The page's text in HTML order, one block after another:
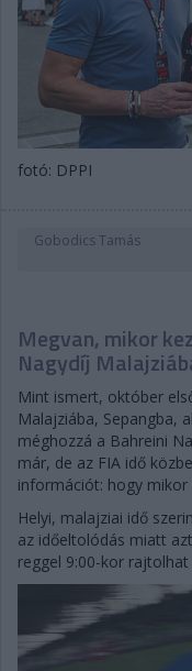
fotó: DPPI
Gobodics Tamás
Megvan, mikor
Nagydíj
Mint ismert, október
Malajziába, Sepangba,
méghozzá a Bahreini
már, de az FIA idő
információt: hogy mikor
Helyi, malajziai idő
az időeltolódás miatt
reggel 9:00-kor